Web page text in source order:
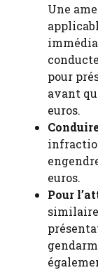
Une
pour
avant
euros.
euros.
Pour
similaire